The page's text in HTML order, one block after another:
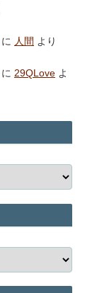
に 人間 より
に 29QLove よ